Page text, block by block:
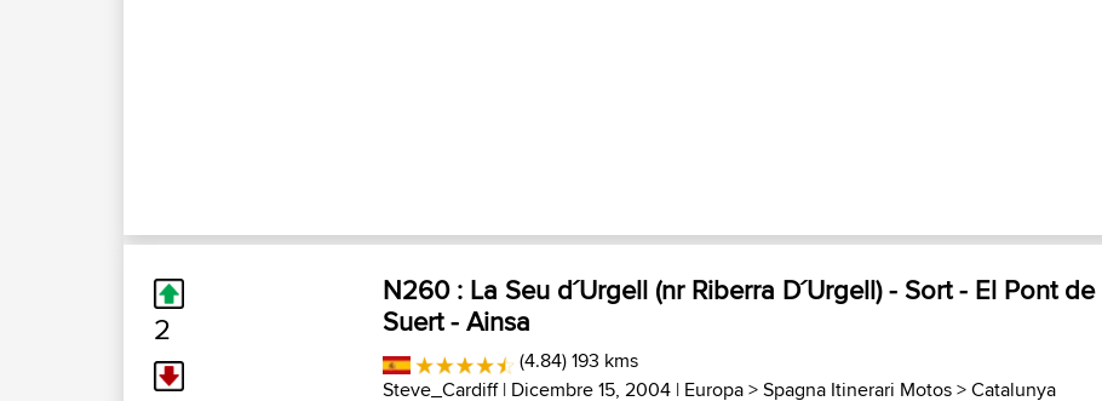
2
N260 : La Seu d´Urgell (nr Riberra D´Urgell) - Sort - El Pont de
Suert - Ainsa
(4.84) 193 kms
Steve_Cardiff| Dicembre 15, 2004 | Europa>Spagna Itinerari Motos>Catalunya